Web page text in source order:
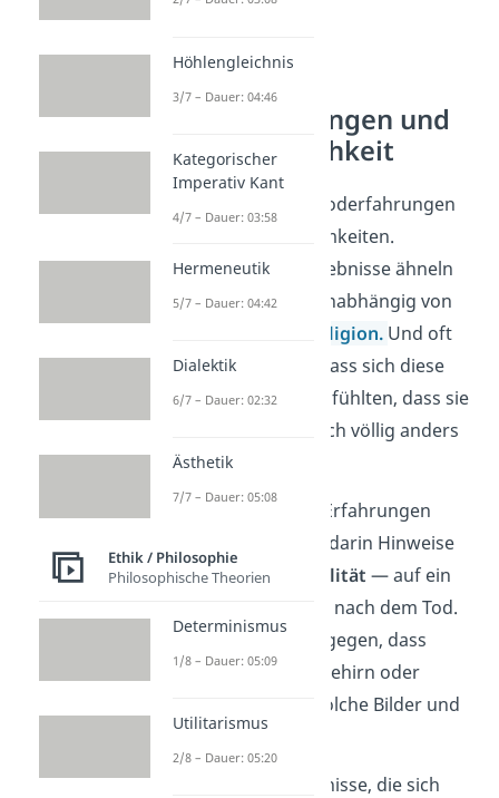
Nahtoderfahrungen und
Außerkörperlichkeit
In Berichten über Nahtoderfahrungen
gibt es viele Gemeinsamkeiten.
Spannend ist: Diese Erlebnisse ähneln
sich weltweit — ganz unabhängig von
Religion. Und oft
berichten Betroffene, dass sich diese
Zustände so intensiv anfühlten, dass sie
das eigene Leben danach völlig anders
betrachten.
Wie lassen sich solche Erfahrungen
erklären? Einige sehen darin Hinweise
auf einespirituelle Realität — auf ein
nach dem Tod.
Forscher vermuten hingegen, dass
Sauerstoffmangel
im Gehirn oder
bestimmte Hormone solche Bilder und
Gefühle auslösen.
Und doch gibt es Erlebnisse, die sich
Höhlengleichnis
3/7 – Dauer: 04:46
Kategorischer
Imperativ Kant
4/7 – Dauer: 03:58
Hermeneutik
5/7 – Dauer: 04:42
Dialektik
6/7 – Dauer: 02:32
Ästhetik
7/7 – Dauer: 05:08
Ethik / Philosophie
Philosophische Theorien
Determinismus
1/8 – Dauer: 05:09
Utilitarismus
2/8 – Dauer: 05:20